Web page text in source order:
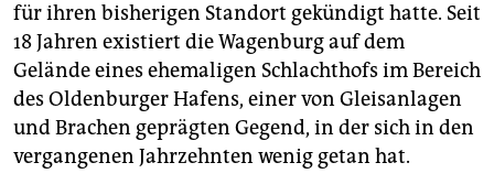
für ihren bisherigen Standort gekündigt hatte. Seit
18 Jahren existiert die Wagenburg auf dem
Gelände eines ehemaligen Schlachthofs im Bereich
des Oldenburger Hafens, einer von Gleisanlagen
und Brachen geprägten Gegend, in der sich in den
vergangenen Jahrzehnten wenig getan hat.